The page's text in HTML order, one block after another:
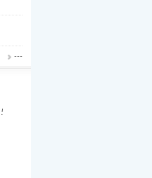
---